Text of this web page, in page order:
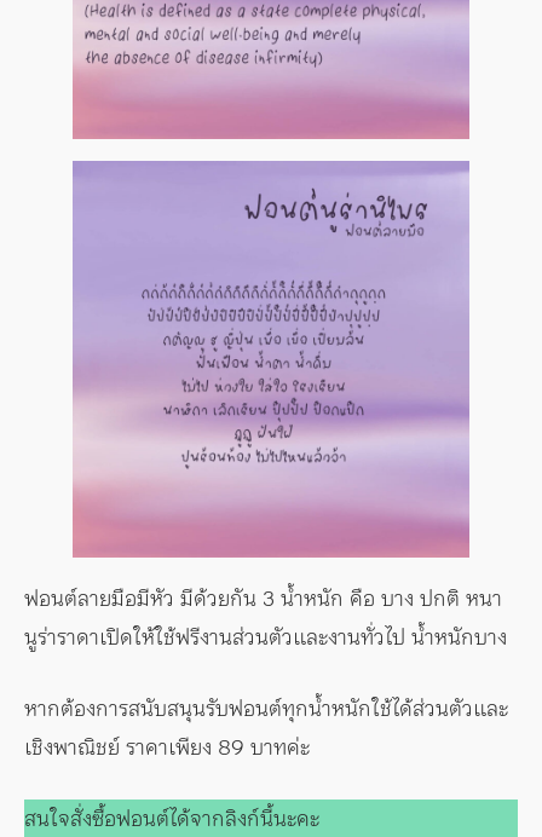
ฟอนต์ลายมือมีหัว มีด้วยกัน 3 น้ำหนัก คือ บาง ปกติ หนา
นูร่าราดาเปิดให้ใช้ฟรีงานส่วนตัวและงานทั่วไป น้ำหนักบาง
หากต้องการสนับสนุนรับฟอนต์ทุกน้ำหนักใช้ได้ส่วนตัวและ
เชิงพาณิชย์ ราคาเพียง 89 บาทค่ะ
สนใจสั่งซื้อฟอนต์ได้จากลิงก์นี้นะคะ